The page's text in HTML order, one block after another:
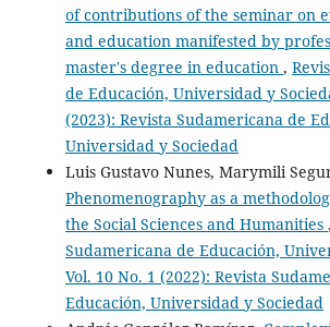
of contributions of the seminar on
and education manifested by
master's degree in education ,
de Educación, Universidad y
(2023): Revista Sudamericana de
Universidad y Sociedad
Luis Gustavo Nunes, Marymili
Phenomenography as a
the Social Sciences and Humanities ,
Sudamericana de Educación,
Vol. 10 No. 1 (2022): Revista
Educación, Universidad y Sociedad